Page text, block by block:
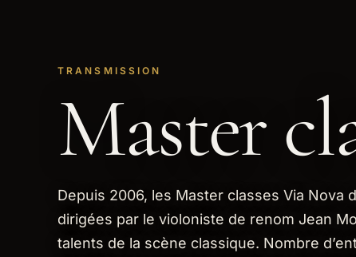
TRANSMISSION
Master
Depuis 2006, les Master classes Via Nova
dirigées par le violoniste de renom Jean
talents de la scène classique. Nombre